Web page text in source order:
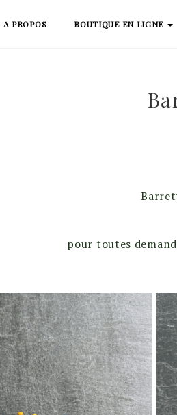
A PROPOS BOUTIQUE EN LIGNE
pour toutes